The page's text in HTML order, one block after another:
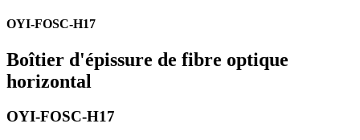
OYI-FOSC-H17
Boîtier d'épissure de fibre optique
horizontal
OYI-FOSC-H17